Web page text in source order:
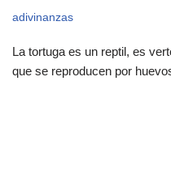
adivinanzas
La tortuga es un reptil, es
que se reproducen por